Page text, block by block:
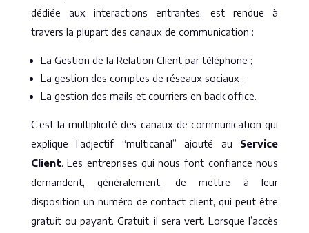
dédiée aux interactions entrantes, est rendue à
travers la plupart des canaux de communication :
La Gestion de la Relation Client par téléphone ;
La gestion des comptes de réseaux sociaux ;
La gestion des mails et courriers en back office.
C’est la multiplicité des canaux de communication qui
explique l’adjectif “multicanal” ajouté au Service
Client. Les entreprises qui nous font confiance nous
demandent, généralement, de mettre à leur
disposition un numéro de contact client, qui peut être
gratuit ou payant. Gratuit, il sera vert. Lorsque l’accès